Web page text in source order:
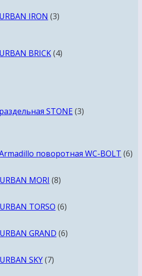
IRON 33
BRICK 4товара
STONE 3товара
поворотная WC-BOLT 66
MORI 88
TORSO 66
GRAND 66
SKY 77